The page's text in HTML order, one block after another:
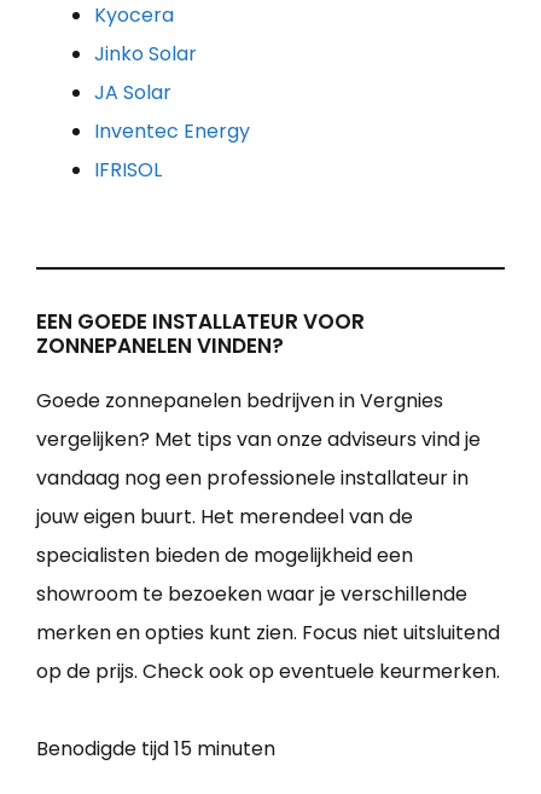
Kyocera
Jinko Solar
JA Solar
Inventec Energy
IFRISOL
EEN GOEDE INSTALLATEUR VOOR
ZONNEPANELEN VINDEN?
Goede zonnepanelen bedrijven in Vergnies
vergelijken? Met tips van onze adviseurs vind je
vandaag nog een professionele installateur in
jouw eigen buurt. Het merendeel van de
specialisten bieden de mogelijkheid een
showroom te bezoeken waar je verschillende
merken en opties kunt zien. Focus niet uitsluitend
op de prijs. Check ook op eventuele keurmerken.
Benodigde tijd15 minuten